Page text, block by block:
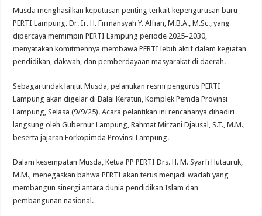
Musda menghasilkan keputusan penting terkait kepengurusan baru
PERTI Lampung. Dr. Ir. H. Firmansyah Y. Alfian, M.B.A., M.Sc., yang
dipercaya memimpin PERTI Lampung periode 2025–2030,
menyatakan komitmennya membawa PERTI lebih aktif dalam kegiatan
pendidikan, dakwah, dan pemberdayaan masyarakat di daerah.
Sebagai tindak lanjut Musda, pelantikan resmi pengurus PERTI
Lampung akan digelar di Balai Keratun, Komplek Pemda Provinsi
Lampung, Selasa (9/9/25). Acara pelantikan ini rencananya dihadiri
langsung oleh Gubernur Lampung, Rahmat Mirzani Djausal, S.T., M.M.,
beserta jajaran Forkopimda Provinsi Lampung.
Dalam kesempatan Musda, Ketua PP PERTI Drs. H. M. Syarfi Hutauruk,
M.M., menegaskan bahwa PERTI akan terus menjadi wadah yang
membangun sinergi antara dunia pendidikan Islam dan
pembangunan nasional.